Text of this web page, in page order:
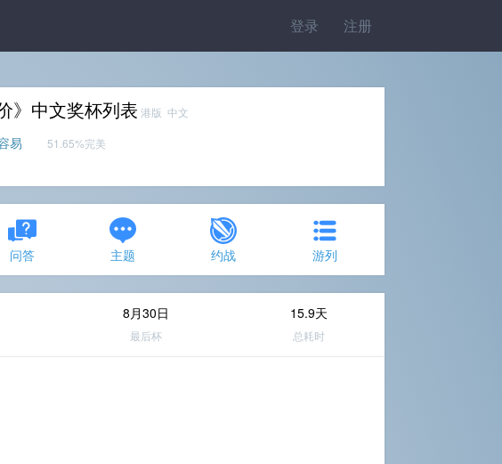
登录 注册
》中文奖杯列表 港版 中文
易 51.65%完美
问答 主题 约战 游列
8月30日
最后杯
15.9天
总耗时